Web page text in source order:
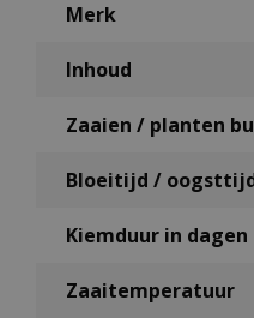
Merk
Inhoud
Zaaien / planten
Bloeitijd /
Kiemduur in dagen
Zaaitemperatuur